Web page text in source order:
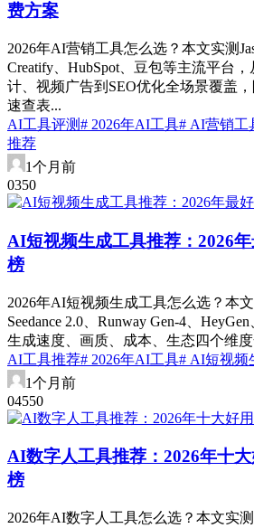
费方案
2026年AI营销工具怎么选？本文实测
Creatify、HubSpot、豆包等主流平台
计、视频广告到SEO优化全场景覆盖
速查表...
AI工具评测# 2026年AI工具# AI营销工
推荐
1个月前
0350
AI短视频生成工具推荐：2026
榜
2026年AI短视频生成工具怎么选？本
Seedance 2.0、Runway Gen-4、
生成速度、画质、成本、生态四个维
AI工具推荐# 2026年AI工具# AI短视频
1个月前
04550
AI数字人工具推荐：2026年十
榜
2026年AI数字人工具怎么选？本文实